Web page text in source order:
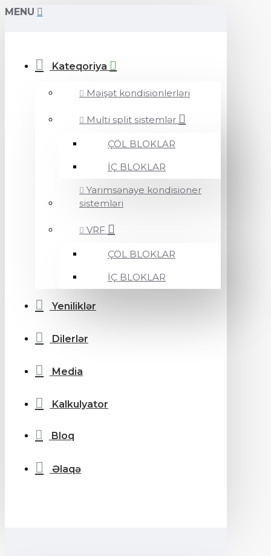
MENU
Kateqoriya
Məişət kondisionlerləri
Multi split sistemlər
ÇÖL BLOKLAR
İÇ BLOKLAR
Yarımsənaye kondisioner
sistemləri
VRF
ÇÖL BLOKLAR
İÇ BLOKLAR
Yeniliklər
Dilerlər
Media
Kalkulyator
Bloq
Əlaqə